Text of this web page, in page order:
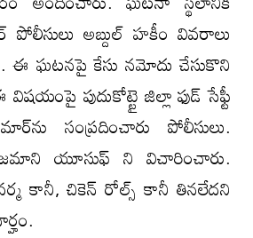
పోలీసులు అబ్దుల్ హకీం వివరాలు
ఈ ఘటనపై కేసు నమోదు చేసుకొని
పుదుకోట్టై జిల్లా ఫుడ్ సేఫ్టీ
సంప్రదించారు పోలీసులు.
యూసుఫ్ ని విచారించారు.
కానీ, చికెన్ రోల్స్ కానీ తినలేదని